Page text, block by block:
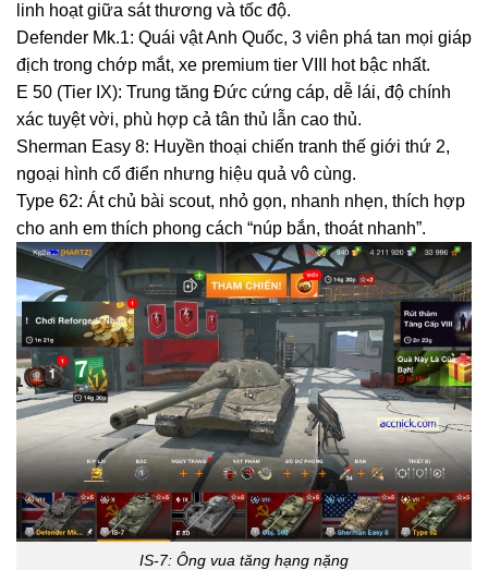
linh hoạt giữa sát thương và tốc độ.
Defender Mk.1: Quái vật Anh Quốc, 3 viên phá tan mọi giáp
địch trong chớp mắt, xe premium tier VIII hot bậc nhất.
E 50 (Tier IX): Trung tăng Đức cứng cáp, dễ lái, độ chính
xác tuyệt vời, phù hợp cả tân thủ lẫn cao thủ.
Sherman Easy 8: Huyền thoại chiến tranh thế giới thứ 2,
ngoại hình cổ điển nhưng hiệu quả vô cùng.
Type 62: Át chủ bài scout, nhỏ gọn, nhanh nhẹn, thích hợp
cho anh em thích phong cách “núp bắn, thoát nhanh”.
IS-7: Ông vua tăng hạng nặng